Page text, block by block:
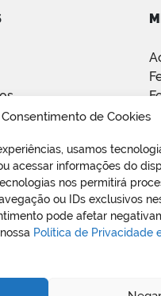
de Cookies
usamos
acessar informações do
nos permitirá
ou IDs exclusivos
pode afetar
Política de Privacidade